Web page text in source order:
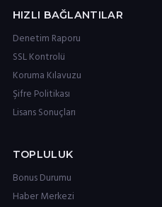
HIZLI BAĞLANTILAR
Denetim Raporu
SSL Kontrolü
Koruma Kılavuzu
Şifre Politikası
Lisans Sonuçları
TOPLULUK
Bonus Durumu
Haber Merkezi